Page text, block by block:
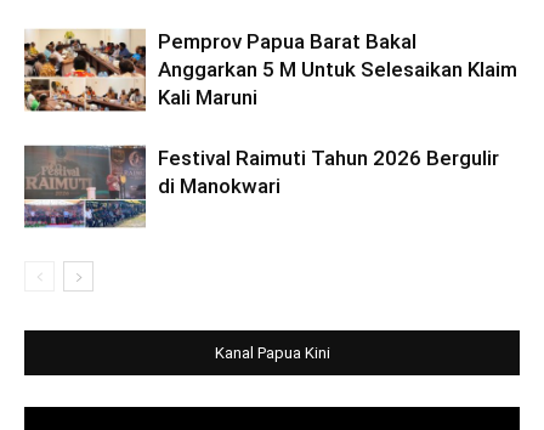
Pemprov Papua Barat Bakal
Anggarkan 5 M Untuk Selesaikan Klaim
Kali Maruni
Festival Raimuti Tahun 2026 Bergulir
di Manokwari
Kanal Papua Kini